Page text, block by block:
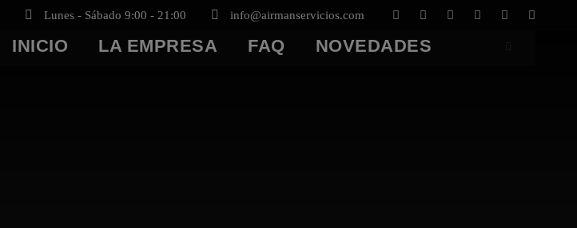
Lunes - Sábado 9:00 - 21:00 info@airmanservicios.com
INICIO LA EMPRESA FAQ NOVEDADES